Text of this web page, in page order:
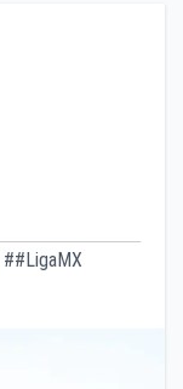
##LigaMX